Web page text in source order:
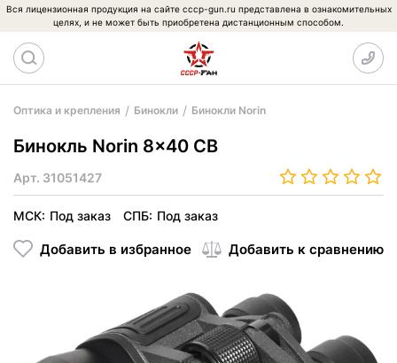
Вся лицензионная продукция на сайте cccp-gun.ru представлена в ознакомительных
целях, и не может быть приобретена дистанционным способом.
Оптика и крепления Бинокли Бинокли Norin
Бинокль Norin 8x40 CB
Арт. 31051427
МСК: Под заказ СПБ: Под заказ
Добавить в избранное Добавить к сравнению